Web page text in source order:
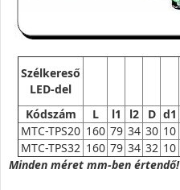
Szélkereső
LED-del
Kódszám
L l1 l2 D d1
MTC-TPS20 160 79 34 30 10
MTC-TPS32 160 79 34 32 10
Minden méret mm-ben értendő!